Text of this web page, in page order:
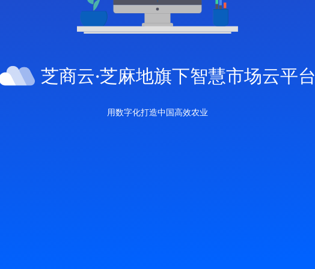
芝商云·芝麻地旗下智慧市场云平台
用数字化打造中国高效农业